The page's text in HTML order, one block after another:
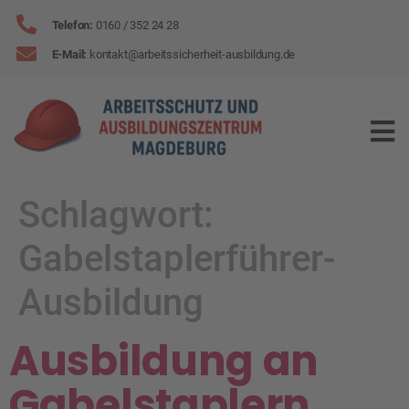
Telefon: 0160 / 352 24 28
E-Mail: kontakt@arbeitssicherheit-ausbildung.de
Schlagwort:
Gabelstaplerführer-
Ausbildung
Ausbildung an